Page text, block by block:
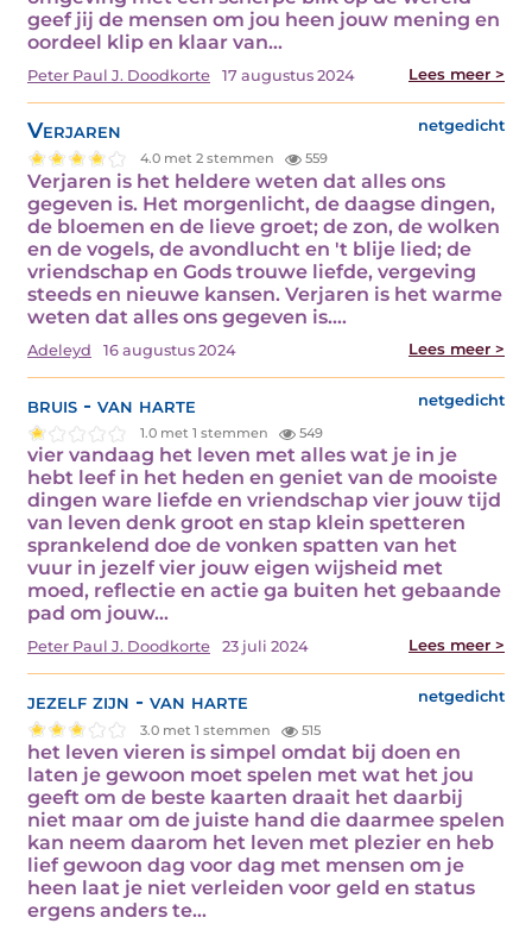
geef jij de mensen om jou heen jouw mening en
oordeel klip en klaar van…
Peter Paul J. Doodkorte 17 augustus 2024 Lees meer >
Verjaren netgedicht
4.0 met 2 stemmen 559
Verjaren is het heldere weten dat alles ons
gegeven is. Het morgenlicht, de daagse dingen,
de bloemen en de lieve groet; de zon, de wolken
en de vogels, de avondlucht en 't blije lied; de
vriendschap en Gods trouwe liefde, vergeving
steeds en nieuwe kansen. Verjaren is het warme
weten dat alles ons gegeven is.…
Adeleyd 16 augustus 2024 Lees meer >
bruis - van harte netgedicht
1.0 met 1 stemmen 549
vier vandaag het leven met alles wat je in je
hebt leef in het heden en geniet van de mooiste
dingen ware liefde en vriendschap vier jouw tijd
van leven denk groot en stap klein spetteren
sprankelend doe de vonken spatten van het
vuur in jezelf vier jouw eigen wijsheid met
moed, reflectie en actie ga buiten het gebaande
pad om jouw…
Peter Paul J. Doodkorte 23 juli 2024 Lees meer >
jezelf zijn - van harte netgedicht
3.0 met 1 stemmen 515
het leven vieren is simpel omdat bij doen en
laten je gewoon moet spelen met wat het jou
geeft om de beste kaarten draait het daarbij
niet maar om de juiste hand die daarmee spelen
kan neem daarom het leven met plezier en heb
lief gewoon dag voor dag met mensen om je
heen laat je niet verleiden voor geld en status
ergens anders te…